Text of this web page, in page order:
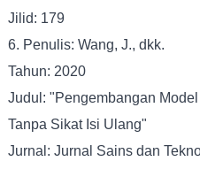
Jilid: 179
6. Penulis: Wang, J., dkk.
Tahun: 2020
Judul: "Pengembangan
Tanpa Sikat Isi Ulang"
Jurnal: Jurnal Sains dan